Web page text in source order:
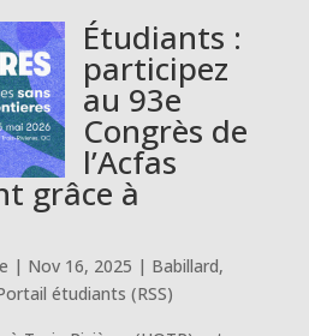
Étudiants :
participez
au 93e
Congrès de
l’Acfas
grâce à
| Nov 16, 2025 | Babillard,
étudiants (RSS)